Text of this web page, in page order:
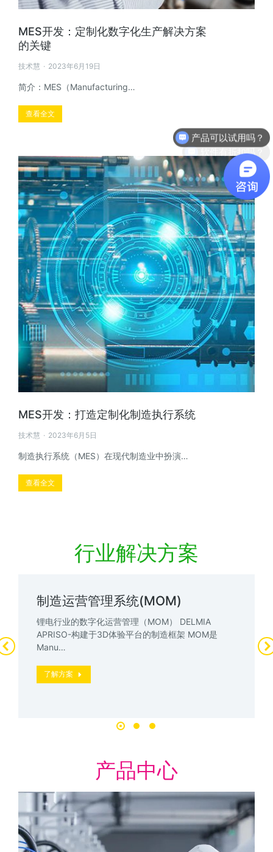
MES开发：定制化数字化生产解决方案
的关键
技术慧 2023年6月19日
简介：MES（Manufacturing…
查看全文
MES开发：打造定制化制造执行系统
技术慧 2023年6月5日
制造执行系统（MES）在现代制造业中扮演…
查看全文
行业解决方案
制造运营管理系统(MOM)
锂电行业的数字化运营管理（MOM） DELMIA
APRISO-构建于3D体验平台的制造框架 MOM是
Manu…
了解方案
产品中心
软件有折扣吗？